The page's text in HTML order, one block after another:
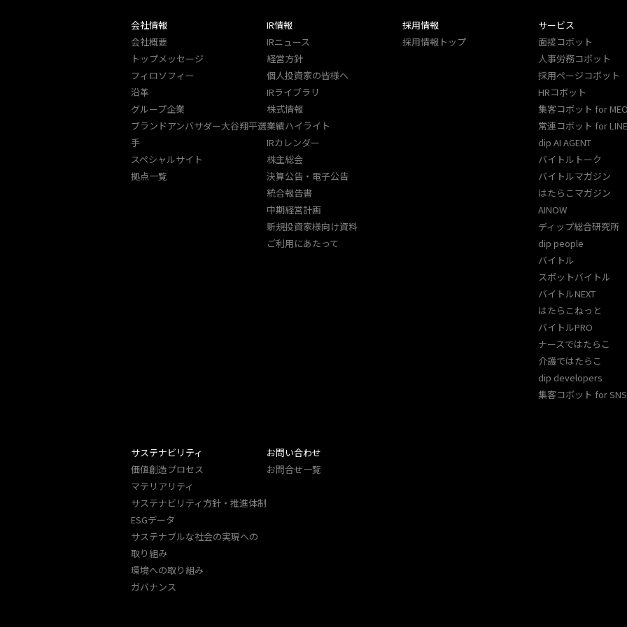
会社情報
会社概要
トップメッセージ
フィロソフィー
沿革
グループ企業
ブランドアンバサダー大谷翔平選
手
スペシャルサイト
拠点一覧
IR情報
IRニュース
経営方針
個人投資家の皆様へ
IRライブラリ
株式情報
業績ハイライト
IRカレンダー
株主総会
決算公告・電子公告
統合報告書
中期経営計画
新規投資家様向け資料
ご利用にあたって
採用情報
採用情報トップ
サービス
面接コボット
人事労務コボット​
採用ページコボット​
HRコボット
集客コボット for MEO
常連コボット for LINE​
dip AI AGENT
バイトルトーク
バイトルマガジン
はたらこマガジン
AINOW
ディップ総合研究所
dip people
バイトル
スポットバイトル
バイトルNEXT
はたらこねっと
バイトルPRO
ナースではたらこ
介護ではたらこ
dip developers
集客コボット for
サステナビリティ
価値創造プロセス
マテリアリティ
サステナビリティ方針・推進体制
ESGデータ
サステナブルな社会の実現への
取り組み
環境への取り組み
ガバナンス
お問い合わせ
お問合せ一覧